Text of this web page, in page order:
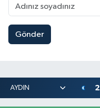
Gönder